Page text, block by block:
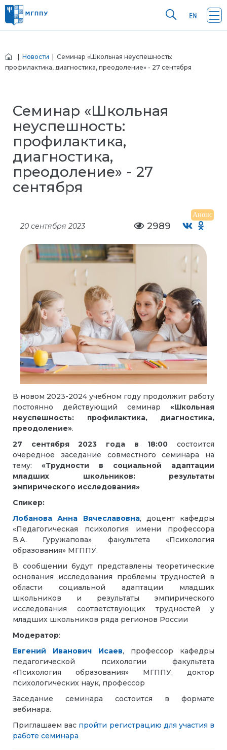
Новости | Семинар «Школьная неуспешность:
профилактика, диагностика, преодоление» - 27 сентября
Семинар «Школьная
неуспешность:
профилактика,
диагностика,
преодоление» - 27
сентября
Анонс
20 сентября 2023 2989
В новом 2023-2024 учебном году продолжит работу
постоянно действующий семинар «Школьная
неуспешность: профилактика, диагностика,
преодоление».
27 сентября 2023 года в 18:00 состоится
очередное заседание совместного семинара на
тему: «Трудности в социальной адаптации
младших школьников: результаты
эмпирического исследования»
Спикер:
Лобанова Анна Вячеславовна, доцент кафедры
«Педагогическая психология имени профессора
В.А. Гуружапова» факультета «Психология
образования» МГППУ.
В сообщении будут представлены теоретические
основания исследования проблемы трудностей в
области социальной адаптации младших
школьников и результаты эмпирического
исследования соответствующих трудностей у
младших школьников ряда регионов России
Модератор:
Евгений Иванович Исаев, профессор кафедры
педагогической психологии факультета
«Психология образования» МГППУ, доктор
психологических наук, профессор
Заседание семинара состоится в формате
вебинара.
Приглашаем вас пройти регистрацию для участия в
работе семинара